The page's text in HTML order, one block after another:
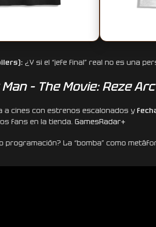
¿Y si el “jefe final” real no es una
– The Movie: Reze Arc
a cines con estrenos escalonados y
fans en la tienda. GamesRadar+
programación? La “bomba” como